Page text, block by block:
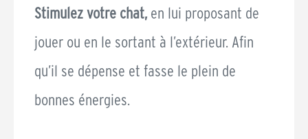
Stimulez votre chat,en lui proposant de
jouer ou en le sortant à l’extérieur. Afin
qu’il se dépense et fasse le plein de
bonnes énergies.